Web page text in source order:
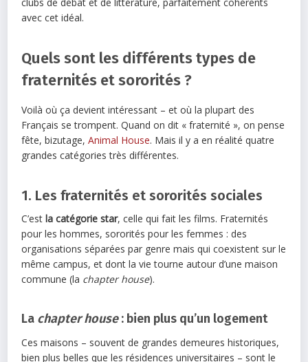
avec cet idéal.
Quels sont les différents types de
fraternités et sororités ?
Voilà où ça devient intéressant – et où la plupart des
Français se trompent. Quand on dit « fraternité », on pense
fête, bizutage,Animal House. Mais il y a en réalité quatre
grandes catégories très différentes.
1. Les fraternités et sororités sociales
C’estla catégorie star, celle qui fait les films. Fraternités
pour les hommes, sororités pour les femmes : des
organisations séparées par genre mais qui coexistent sur le
même campus, et dont la vie tourne autour d’une maison
commune (la chapter house).
La chapter house: bien plus qu’un logement
Ces maisons – souvent de grandes demeures historiques,
bien plus belles que les résidences universitaires – sont le